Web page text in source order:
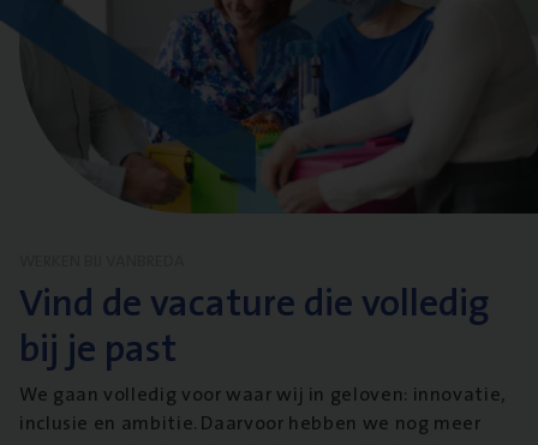
Vind de vacature die volledig
bij je past
We gaan volledig voor waar wij in geloven: innovatie,
inclusie en ambitie. Daarvoor hebben we nog meer